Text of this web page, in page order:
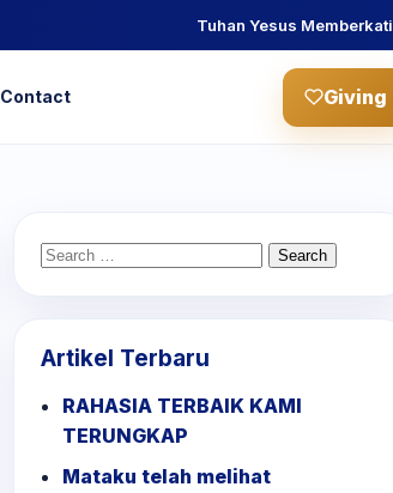
Tuhan Yesus Memberkati
Contact Giving
Search
Artikel Terbaru
RAHASIA TERBAIK KAMI
TERUNGKAP
Mataku telah melihat